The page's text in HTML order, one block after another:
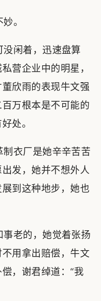
。
闲着，迅速盘算
营企业中的明星，
欣雨的表现牛文强
万根本是不可能的
处。
衣厂是她辛辛苦苦
发，她并不想外人
到这种地步，她也
老的，她觉着张扬
用拿出赔偿，牛文
，谢君绰道：“我